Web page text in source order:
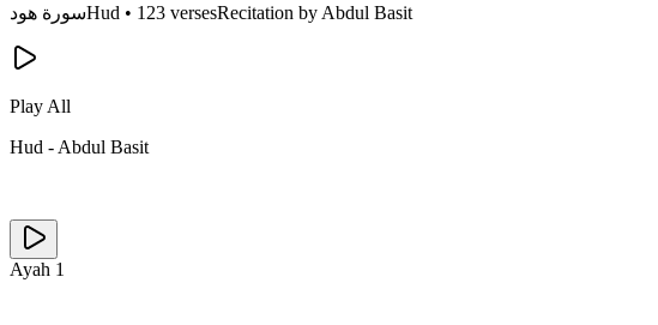
سورة هودHud • 123 versesRecitation by Abdul Basit
Play All
Hud - Abdul Basit
Ayah 1